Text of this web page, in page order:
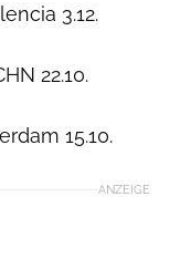
3.12.
22.10.
15.10.
ANZEIGE